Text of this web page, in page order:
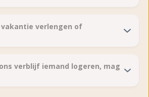
verlengen of
verblijf iemand logeren, mag